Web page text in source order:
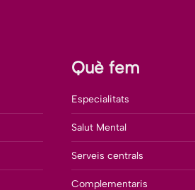
Què fem
Especialitats
Salut Mental
Serveis centrals
Complementaris